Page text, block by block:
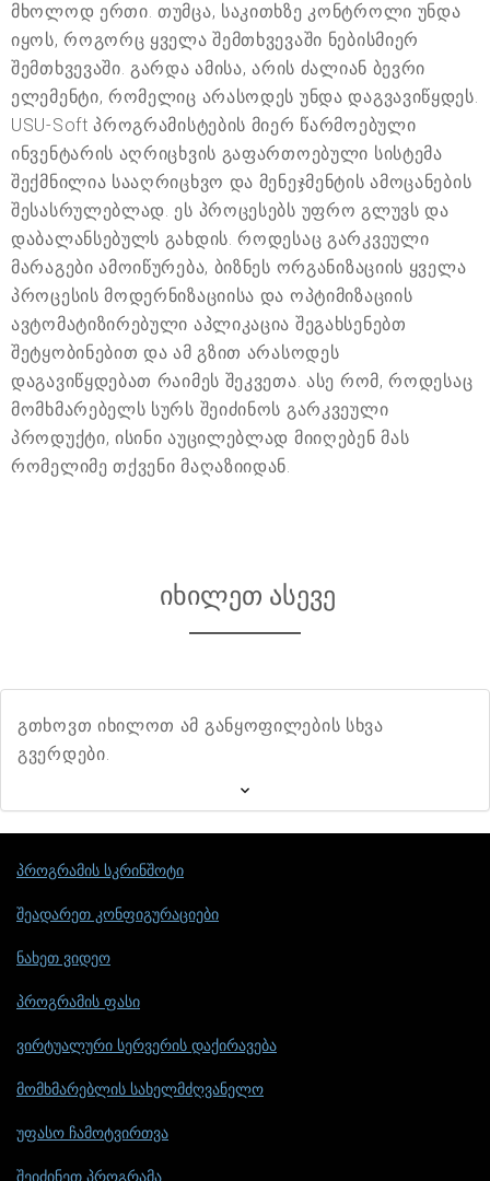
მხოლოდ ერთი. თუმცა, საკითხზე კონტროლი უნდა
იყოს, როგორც ყველა შემთხვევაში ნებისმიერ
შემთხვევაში. გარდა ამისა, არის ძალიან ბევრი
ელემენტი, რომელიც არასოდეს უნდა დაგვავიწყდეს.
USU-Soft პროგრამისტების მიერ წარმოებული
ინვენტარის აღრიცხვის გაფართოებული სისტემა
შექმნილია სააღრიცხვო და მენეჯმენტის ამოცანების
შესასრულებლად. ეს პროცესებს უფრო გლუვს და
დაბალანსებულს გახდის. როდესაც გარკვეული
მარაგები ამოიწურება, ბიზნეს ორგანიზაციის ყველა
პროცესის მოდერნიზაციისა და ოპტიმიზაციის
ავტომატიზირებული აპლიკაცია შეგახსენებთ
შეტყობინებით და ამ გზით არასოდეს
დაგავიწყდებათ რაიმეს შეკვეთა. ასე რომ, როდესაც
მომხმარებელს სურს შეიძინოს გარკვეული
პროდუქტი, ისინი აუცილებლად მიიღებენ მას
რომელიმე თქვენი მაღაზიიდან.
იხილეთ ასევე
გთხოვთ იხილოთ ამ განყოფილების სხვა
გვერდები.
პროგრამის სკრინშოტი
შეადარეთ კონფიგურაციები
ნახეთ ვიდეო
პროგრამის ფასი
ვირტუალური სერვერის დაქირავება
მომხმარებლის სახელმძღვანელო
უფასო ჩამოტვირთვა